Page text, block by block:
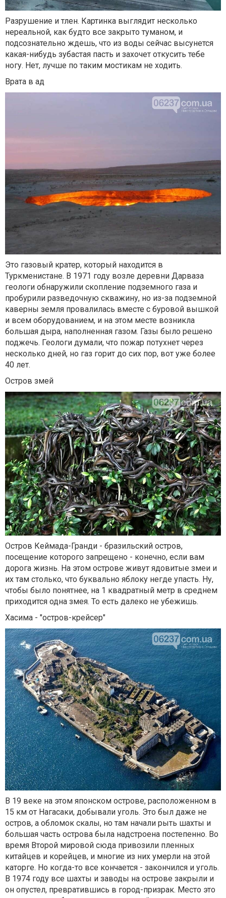
Разрушение и тлен. Картинка выглядит несколько
нереальной, как будто все закрыто туманом, и
подсознательно ждешь, что из воды сейчас высунется
какая-нибудь зубастая пасть и захочет откусить тебе
ногу. Нет, лучше по таким мостикам не ходить.
Врата в ад
Это газовый кратер, который находится в
Туркменистане. В 1971 году возле деревни Дарваза
геологи обнаружили скопление подземного газа и
пробурили разведочную скважину, но из-за подземной
каверны земля провалилась вместе с буровой вышкой
и всем оборудованием, и на этом месте возникла
большая дыра, наполненная газом. Газы было решено
поджечь. Геологи думали, что пожар потухнет через
несколько дней, но газ горит до сих пор, вот уже более
40 лет.
Остров змей
Остров Кеймада-Гранди - бразильский остров,
посещение которого запрещено - конечно, если вам
дорога жизнь. На этом острове живут ядовитые змеи и
их там столько, что буквально яблоку негде упасть. Ну,
чтобы было понятнее, на 1 квадратный метр в среднем
приходится одна змея. То есть далеко не убежишь.
Хасима - "остров-крейсер"
В 19 веке на этом японском острове, расположенном в
15 км от Нагасаки, добывали уголь. Это был даже не
остров, а обломок скалы, но там начали рыть шахты и
большая часть острова была надстроена постепенно. Во
время Второй мировой сюда привозили пленных
китайцев и корейцев, и многие из них умерли на этой
каторге. Но когда-то все кончается - закончился и уголь.
В 1974 году все шахты и заводы на острове закрыли и
он опустел, превратившись в город-призрак. Место это